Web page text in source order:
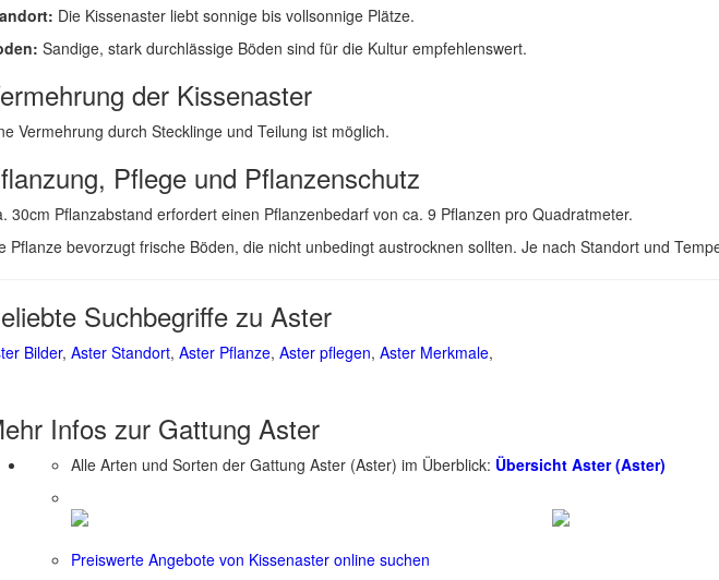
Die Kissenaster liebt sonnige bis vollsonnige Plätze.
Sandige, stark durchlässige Böden sind für die Kultur empfehlenswert.
der Kissenaster
Vermehrung durch Stecklinge und Teilung ist möglich.
Pflege und Pflanzenschutz
30cm Pflanzabstand erfordert einen Pflanzenbedarf von ca. 9 Pflanzen pro Quadratmeter.
Pflanze bevorzugt frische Böden, die nicht unbedingt austrocknen sollten. Je nach Standort und
Suchbegriffe zu Aster
Bilder, Aster Standort, Aster Pflanze, Aster pflegen, Aster Merkmale,
Infos zur Gattung Aster
Alle Arten und Sorten der Gattung Aster (Aster) im Überblick: Übersicht Aster (Aster)
Preiswerte Angebote von Kissenaster online suchen